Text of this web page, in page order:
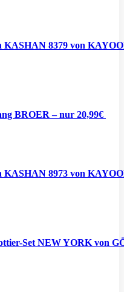
KASHAN 8379 von
BROER – nur 20,99€
KASHAN 8973 von
Set NEW YORK von